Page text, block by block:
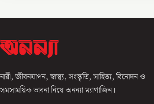
নারী, জীবনযাপন, স্বাস্থ্য, সংস্কৃতি, সাহিত্য, বিনোদন ও
সমসাময়িক ভাবনা নিয়ে অনন্যা ম্যাগাজিন।